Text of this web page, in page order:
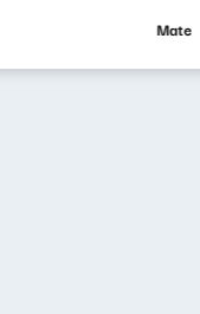
Mateusz